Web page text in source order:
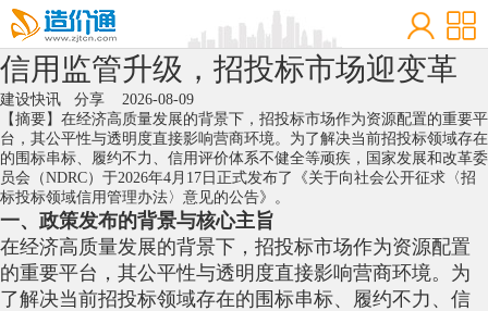
信用监管升级，招投标市场迎变革
建设快讯 分享 2026-08-09
【摘要】在经济高质量发展的背景下，招投标市场作为资源配置的重要平
台，其公平性与透明度直接影响营商环境。为了解决当前招投标领域存在
的围标串标、履约不力、信用评价体系不健全等顽疾，国家发展和改革委
员会（NDRC）于2026年4月17日正式发布了《关于向社会公开征求〈招
标投标领域信用管理办法〉意见的公告》。
一、政策发布的背景与核心主旨
在经济高质量发展的背景下，招投标市场作为资源配置
的重要平台，其公平性与透明度直接影响营商环境。为
了解决当前招投标领域存在的围标串标、履约不力、信